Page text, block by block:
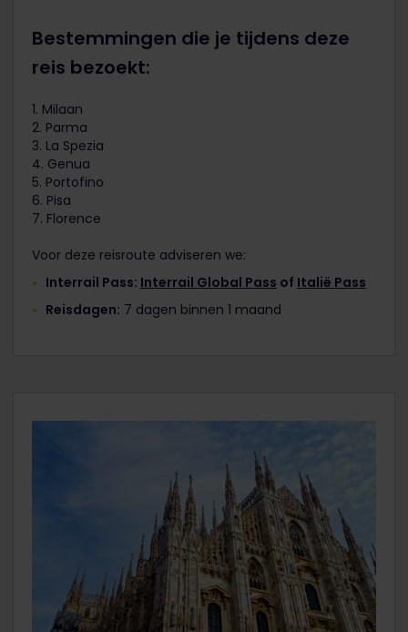
Bestemmingen die je tijdens deze
reis bezoekt:
1. Milaan
2. Parma
3. La Spezia
4. Genua
5. Portofino
6. Pisa
7. Florence
Voor deze reisroute adviseren we:
Interrail Pass: Interrail Global Pass of Italië Pass
Reisdagen: 7 dagen binnen 1 maand